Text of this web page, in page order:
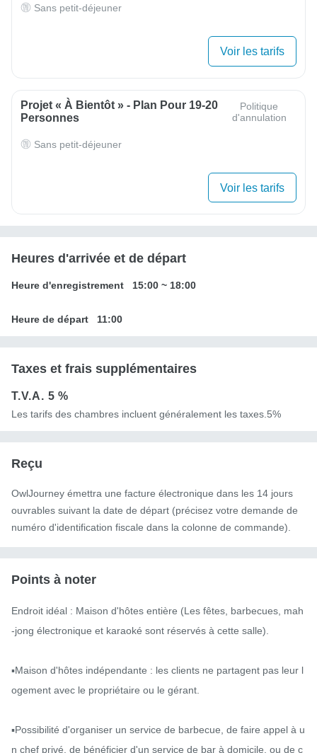
Sans petit-déjeuner
Voir les tarifs
Projet « À Bientôt » - Plan Pour 19-20
Personnes
Politique
d'annulation
Sans petit-déjeuner
Voir les tarifs
Heures d'arrivée et de départ
Heure d'enregistrement 15:00 ~ 18:00
Heure de départ 11:00
Taxes et frais supplémentaires
T.V.A. 5 %
Les tarifs des chambres incluent généralement les taxes.5%
Reçu
OwlJourney émettra une facture électronique dans les 14 jours
ouvrables suivant la date de départ (précisez votre demande de
numéro d'identification fiscale dans la colonne de commande).
Points à noter
Endroit idéal : Maison d'hôtes entière (Les fêtes, barbecues, mah
-jong électronique et karaoké sont réservés à cette salle).
▪️Maison d'hôtes indépendante : les clients ne partagent pas leur l
ogement avec le propriétaire ou le gérant.
▪️Possibilité d'organiser un service de barbecue, de faire appel à u
n chef privé, de bénéficier d'un service de bar à domicile, ou de c